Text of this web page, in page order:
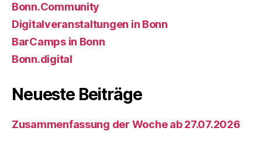
Bonn.Community
Digitalveranstaltungen in Bonn
BarCamps in Bonn
Bonn.digital
Neueste Beiträge
Zusammenfassung der Woche ab 27.07.2026